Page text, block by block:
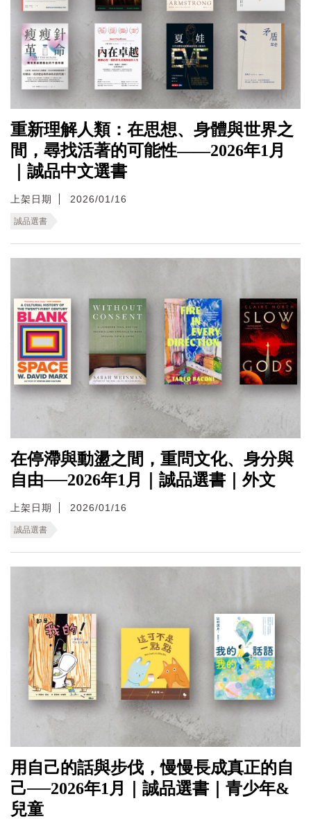
重新理解人類：在思想、身體與世界之
間，尋找活著的可能性——2026年1月
｜誠品中文選書
上架日期 2026/01/16
誠品選書
在停滯與動盪之間，重問文化、身分與
自由──2026年1月｜誠品選書｜外文
上架日期 2026/01/16
誠品選書
用自己的話與步伐，慢慢長成真正的自
己──2026年1月｜誠品選書｜青少年&
兒童